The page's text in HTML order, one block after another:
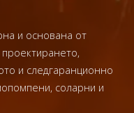
и основана от
и следгаранционно
соларни и